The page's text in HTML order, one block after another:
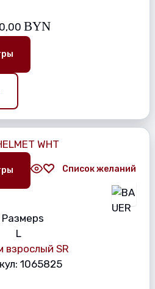
BYN
Список желаний
Размерs
L
взрослый SR
1065825